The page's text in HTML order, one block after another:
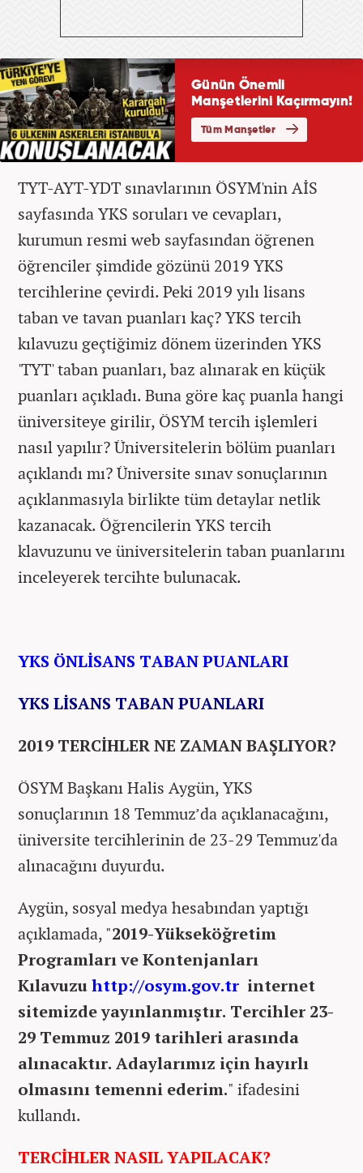
TYT-AYT-YDT sınavlarının ÖSYM'nin AİS
sayfasında YKS soruları ve cevapları,
kurumun resmi web sayfasından öğrenen
öğrenciler şimdide gözünü 2019 YKS
tercihlerine çevirdi. Peki 2019 yılı lisans
taban ve tavan puanları kaç? YKS tercih
kılavuzu geçtiğimiz dönem üzerinden YKS
'TYT' taban puanları, baz alınarak en küçük
puanları açıkladı. Buna göre kaç puanla hangi
üniversiteye girilir, ÖSYM tercih işlemleri
nasıl yapılır? Üniversitelerin bölüm puanları
açıklandı mı? Üniversite sınav sonuçlarının
açıklanmasıyla birlikte tüm detaylar netlik
kazanacak. Öğrencilerin YKS tercih
klavuzunu ve üniversitelerin taban puanlarını
inceleyerek tercihte bulunacak.
YKS ÖNLİSANS TABAN PUANLARI
YKS LİSANS TABAN PUANLARI
2019 TERCİHLER NE ZAMAN BAŞLIYOR?
ÖSYM Başkanı Halis Aygün, YKS
sonuçlarının 18 Temmuz’da açıklanacağını,
üniversite tercihlerinin de 23-29 Temmuz'da
alınacağını duyurdu.
Aygün, sosyal medya hesabından yaptığı
açıklamada, "2019-Yükseköğretim
Programları ve Kontenjanları
Kılavuzuhttp://osym.gov.tr internet
sitemizde yayınlanmıştır. Tercihler 23-
29 Temmuz 2019 tarihleri arasında
alınacaktır. Adaylarımız için hayırlı
olmasını temenni ederim." ifadesini
kullandı.
TERCİHLER NASIL YAPILACAK?